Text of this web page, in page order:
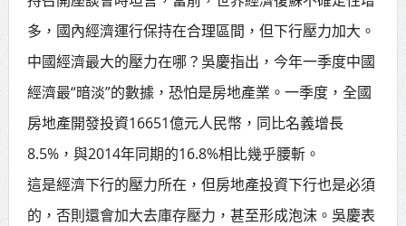
多，國內經濟運行保持在合理區間，但下行壓力加大。
中國經濟最大的壓力在哪？吳慶指出，今年一季度中國
經濟最“暗淡”的數據，恐怕是房地產業。一季度，全國
房地產開發投資16651億元人民幣，同比名義增長
8.5%，與2014年同期的16.8%相比幾乎腰斬。
這是經濟下行的壓力所在，但房地產投資下行也是必須
的，否則還會加大去庫存壓力，甚至形成泡沫。吳慶表